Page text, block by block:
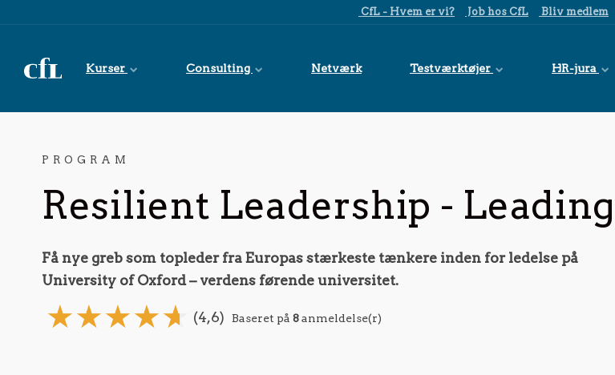
CfL - Hvem er vi? Job hos CfL Bliv medlem
Kurser Consulting Netværk Testværktøjer HR-jura
PROGRAM
Resilient Leadership -
Få nye greb som topleder fra Europas stærkeste tænkere inden for ledelse på
University of Oxford – verdens førende universitet.
(4,6) Baseret på 8anmeldelse(r)